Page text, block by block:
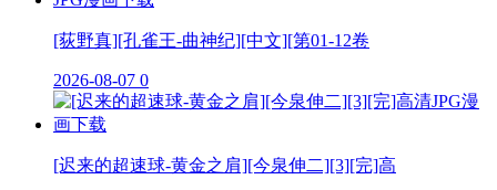
[荻野真][孔雀王-曲神纪][中文][第01-12卷
2026-08-07 0
[迟来的超速球-黄金之肩][今泉伸二][3][完]高